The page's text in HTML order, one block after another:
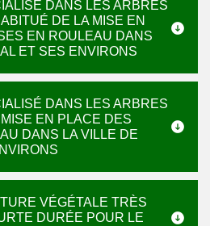
DANS LES ARBRES
DE LA MISE EN
EN ROULEAU DANS
ET SES ENVIRONS
DANS LES ARBRES
EN PLACE DES
DANS LA VILLE DE
VÉGÉTALE TRÈS
DURÉE POUR LE